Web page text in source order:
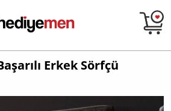
Erkek Sörfçü